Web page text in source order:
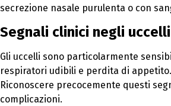
secrezione nasale purulenta o con
Segnali clinici negli
Gli uccelli sono particolarmente
respiratori udibili e perdita di
Riconoscere precocemente questi
complicazioni.